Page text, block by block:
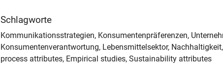
Schlagworte
Kommunikationsstrategien, Konsumentenpräferenzen,
Konsumentenverantwortung, Lebensmittelsektor,
process attributes, Empirical studies, Sustainability attributes